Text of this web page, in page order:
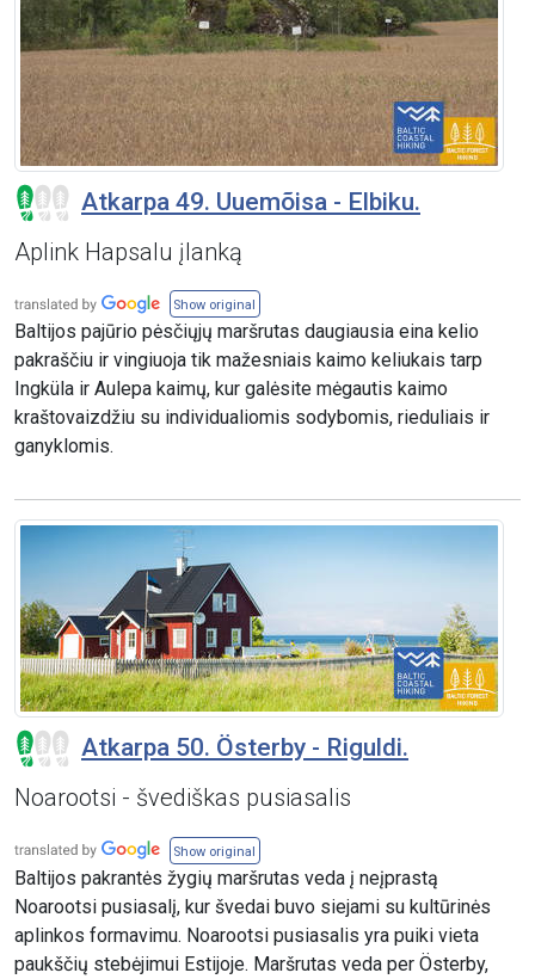
Atkarpa 49. Uuemõisa - Elbiku.
Aplink Hapsalu įlanką
Show original
Baltijos pajūrio pėsčiųjų maršrutas daugiausia eina kelio
pakraščiu ir vingiuoja tik mažesniais kaimo keliukais tarp
Ingküla ir Aulepa kaimų, kur galėsite mėgautis kaimo
kraštovaizdžiu su individualiomis sodybomis, rieduliais ir
ganyklomis.
Atkarpa 50. Österby - Riguldi.
Noarootsi - švediškas pusiasalis
Show original
Baltijos pakrantės žygių maršrutas veda į neįprastą
Noarootsi pusiasalį, kur švedai buvo siejami su kultūrinės
aplinkos formavimu. Noarootsi pusiasalis yra puiki vieta
paukščių stebėjimui Estijoje. Maršrutas veda per Österby,